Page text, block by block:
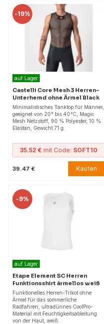
-19%
auf Lager
Castelli Core Mesh 3 Herren-
Unterhemd ohne Ärmel Black
Minimalistisches Tanktop für Männer,
geeignet von 20° bis 40°C, Magic
Mesh Netzstoff, 90 % Polyester, 10 %
Elastan, Gewicht 71 g.
35.52 € mit Code: SOFT10
39.47 € Kaufen
-9%
auf Lager
Etape Element SC Herren
Funktionsshirt ärmellos weiß
Funktionelles Herren-Trikot ohne
Ärmel für das sommerliche
Radfahren, ultradünnes CoolPro-
Material mit Feuchtigkeitsableitung
von der Haut, weiß.